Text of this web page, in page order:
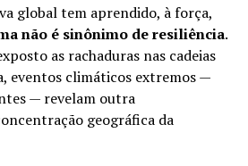
global tem aprendido, à força,
não é sinônimo de resiliência.
as rachaduras nas cadeias
eventos climáticos extremos —
— revelam outra
geográfica da